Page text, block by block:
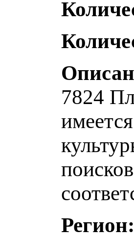
7824
Регион: